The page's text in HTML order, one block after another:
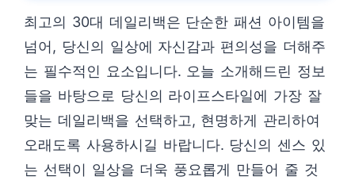
최고의 30대 데일리백은 단순한 패션 아이템을
넘어, 당신의 일상에 자신감과 편의성을 더해주
는 필수적인 요소입니다. 오늘 소개해드린 정보
들을 바탕으로 당신의 라이프스타일에 가장 잘
맞는 데일리백을 선택하고, 현명하게 관리하여
오래도록 사용하시길 바랍니다. 당신의 센스 있
는 선택이 일상을 더욱 풍요롭게 만들어 줄 것